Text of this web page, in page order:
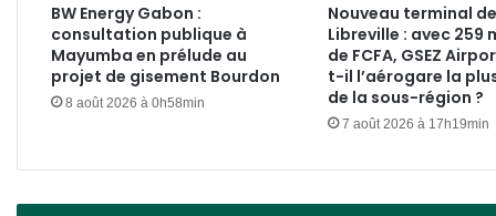
BW Energy Gabon :
consultation publique à
Mayumba en prélude au
projet de gisement Bourdon
8 août 2026 à 0h58min
Nouveau terminal de
Libreville : avec 259
de FCFA, GSEZ
t-il l’aérogare la
de la sous-région ?
7 août 2026 à 17h19min